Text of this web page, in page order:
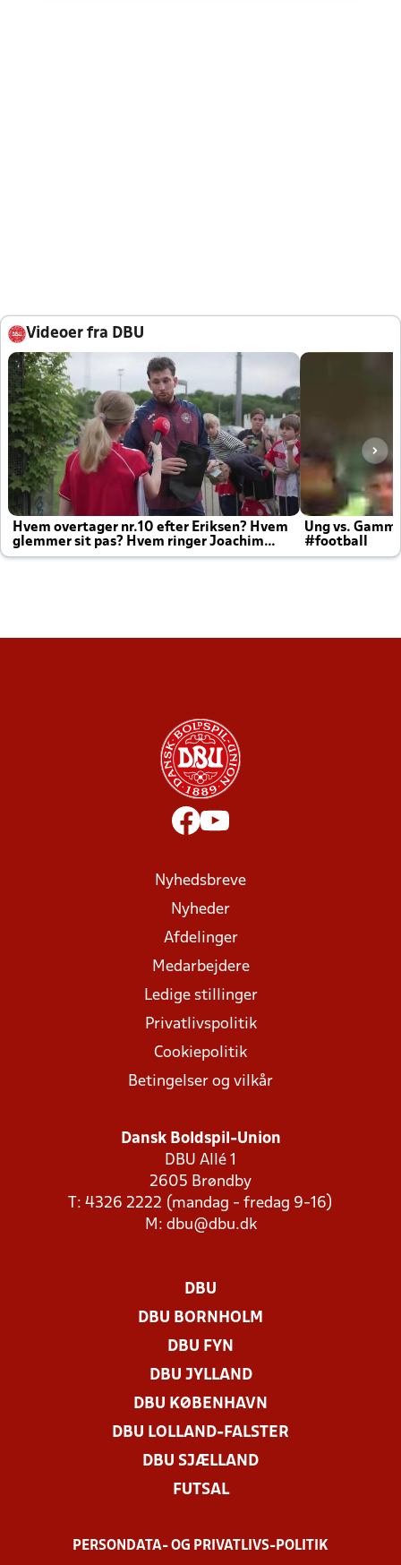
Videoer fra DBU
Hvem overtager nr.10 efter Eriksen? Hvem
glemmer sit pas? Hvem ringer Joachim
altid til efter kampe?
Ung vs.
#football
Nyhedsbreve
Nyheder
Afdelinger
Medarbejdere
Ledige stillinger
Privatlivspolitik
Cookiepolitik
Betingelser og vilkår
Dansk Boldspil-Union
DBU Allé 1
2605 Brøndby
T: 4326 2222 (mandag - fredag 9-16)
M: dbu@dbu.dk
DBU
DBU BORNHOLM
DBU FYN
DBU JYLLAND
DBU KØBENHAVN
DBU LOLLAND-FALSTER
DBU SJÆLLAND
FUTSAL
PERSONDATA- OG PRIVATLIVS-POLITIK